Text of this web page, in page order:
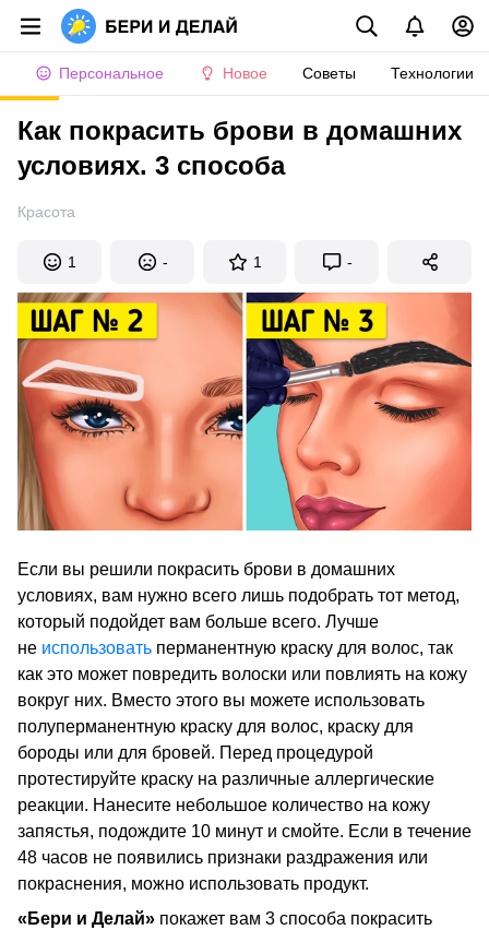
Персональное Новое Советы Технологии
Как покрасить брови в домашних
условиях. 3 способа
Красота
1 - 1 -
Если вы решили покрасить брови в домашних
условиях, вам нужно всего лишь подобрать тот метод,
который подойдет вам больше всего. Лучше
не использовать перманентную краску для волос, так
как это может повредить волоски или повлиять на кожу
вокруг них. Вместо этого вы можете использовать
полуперманентную краску для волос, краску для
бороды или для бровей. Перед процедурой
протестируйте краску на различные аллергические
реакции. Нанесите небольшое количество на кожу
запястья, подождите 10 минут и смойте. Если в течение
48 часов не появились признаки раздражения или
покраснения, можно использовать продукт.
«Бери и Делай» покажет вам 3 способа покрасить